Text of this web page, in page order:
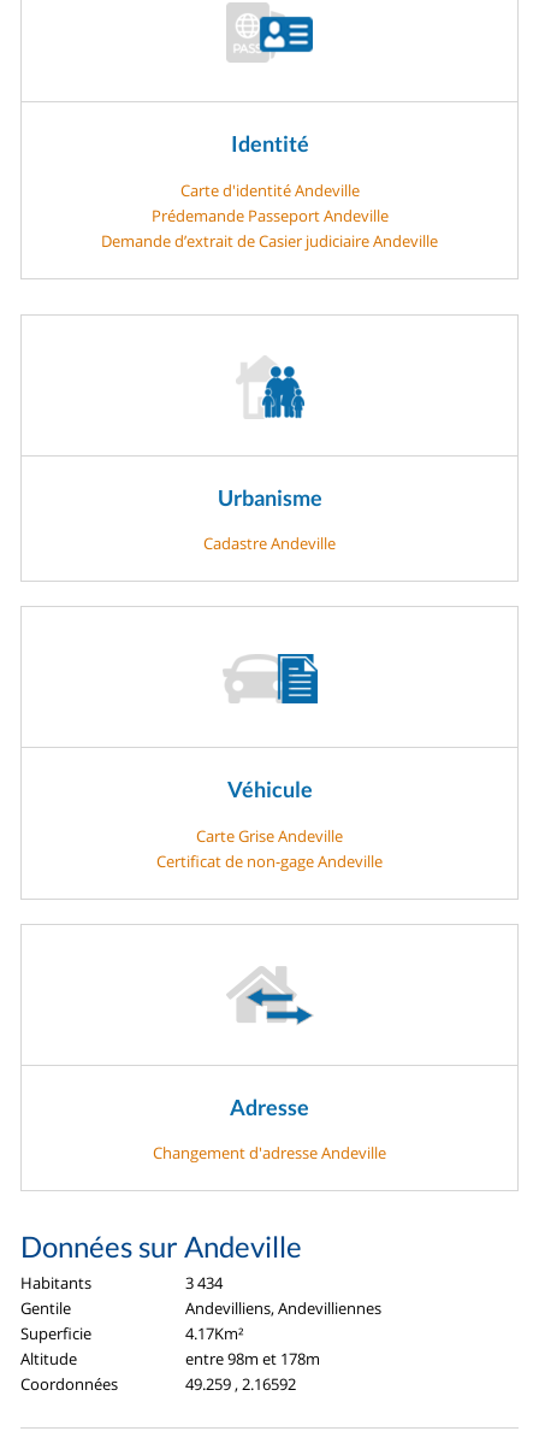
Identité
Carte d'identité Andeville
Prédemande Passeport Andeville
Demande d’extrait de Casier judiciaire Andeville
Urbanisme
Cadastre Andeville
Véhicule
Carte Grise Andeville
Certificat de non-gage Andeville
Adresse
Changement d'adresse Andeville
Données sur Andeville
Habitants
3 434
Gentile
Andevilliens, Andevilliennes
Superficie
4.17Km²
Altitude
entre 98m et 178m
Coordonnées
49.259 , 2.16592